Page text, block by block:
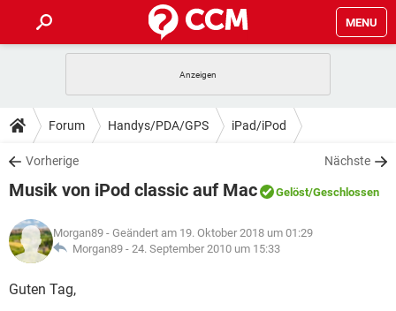
MENU
ANDROID IOS
WINDOWS 10
WHATSAPP TIKTOK
FACEBOOK
TIPPS & TRICKS
SPIELE STREAMING
WHATSAPP TIKTOK
FACEBOOK
DOWNLOADS
SPIELE STREAMING
ANDROID
WINDOWS 10 INSTAGRAM
WHATSAPP
SPIELE STREAMING
ANDROID
WINDOWS 10
LEXIKON
SPIELE
Forum Handys/PDA/GPS iPad/iPod
Vorherige Nächste
Musik von iPod classic auf Mac Gelöst/Geschlossen
Morgan89 - Geändert am 19. Oktober 2018 um 01:29
Morgan89 - 24. September 2010 um 15:33
Guten Tag,